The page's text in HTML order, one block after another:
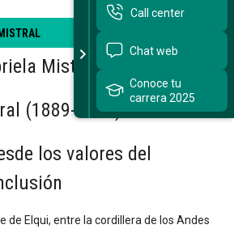
Mistral
(1889-1957)1:
los valores del
de Elqui, entre la cordillera de los Andes
el único remedio contra la
Call center
Chat web
Conoce tu
carrera 2025